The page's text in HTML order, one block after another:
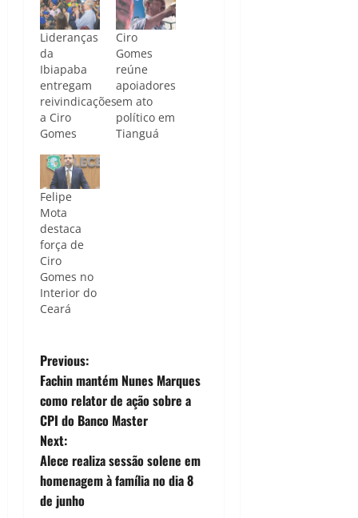
Lideranças
da
Ibiapaba
entregam
reivindicações
a Ciro
Gomes
Ciro
Gomes
reúne
apoiadores
em ato
político em
Tianguá
Felipe
Mota
destaca
força de
Ciro
Gomes no
Interior do
Ceará
P
o
s
t
n
Previous:
Fachin mantém Nunes Marques
como relator de ação sobre a
CPI do Banco Master
Next:
Alece realiza sessão solene em
homenagem à família no dia 8
de junho